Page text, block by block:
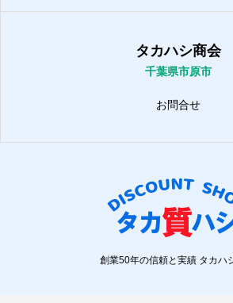
タカハシ商会
千葉県市原市
お問合せ
創業50年の信頼と実績 タカハ